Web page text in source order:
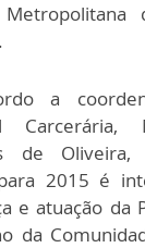
Metropolitana
a
Carcerária,
de
2015 é
e atuação da
da